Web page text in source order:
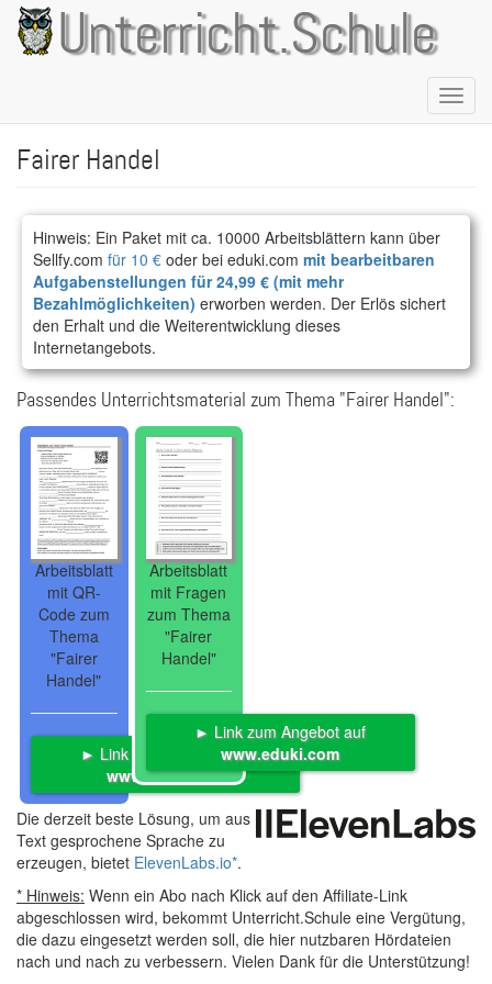
Direkt
zum
Inhalt
Unterricht.Schule
Fairer Handel
Hinweis: Ein Paket mit ca. 10000 Arbeitsblättern kann über
Sellfy.com für 10 € oder bei eduki.com mit bearbeitbaren
Aufgabenstellungen für 24,99 € (mit mehr
Bezahlmöglichkeiten) erworben werden. Der Erlös sichert
den Erhalt und die Weiterentwicklung dieses
Internetangebots.
Passendes Unterrichtsmaterial zum Thema "Fairer Handel":
Arbeitsblatt
mit QR-
Code zum
Thema
"Fairer
Handel"
► Link zum Angebot auf
www.eduki.com
Arbeitsblatt
mit Fragen
zum Thema
"Fairer
Handel"
► Link zum Angebot auf
www.eduki.com
Die derzeit beste Lösung, um aus
Text gesprochene Sprache zu
erzeugen, bietet ElevenLabs.io*.
* Hinweis: Wenn ein Abo nach Klick auf den Affiliate-Link
abgeschlossen wird, bekommt Unterricht.Schule eine Vergütung,
die dazu eingesetzt werden soll, die hier nutzbaren Hördateien
nach und nach zu verbessern. Vielen Dank für die Unterstützung!